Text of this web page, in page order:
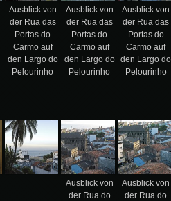
Ausblick von
der Rua das
Portas do
Carmo auf
den Largo do
Pelourinho
Ausblick von
der Rua das
Portas do
Carmo auf
den Largo do
Pelourinho
Ausblick von
der Rua das
Portas do
Carmo auf
den Largo do
Pelourinho
Ausblick von
der Rua do
Ausblick von
der Rua do